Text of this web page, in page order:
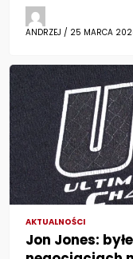
ANDRZEJ / 25 MARCA
AKTUALNOŚCI
Jon Jones: